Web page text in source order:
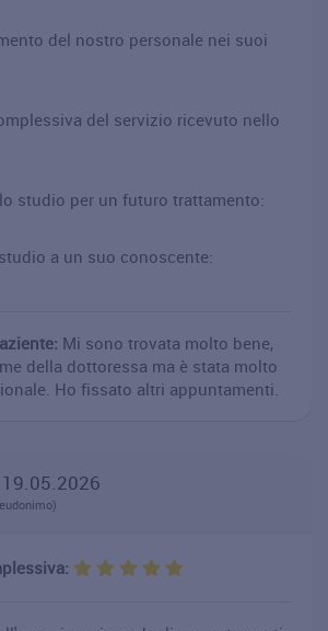
del nostro personale nei suoi
del servizio ricevuto nello
studio per un futuro trattamento:
a un suo conoscente:
Mi sono trovata molto bene,
della dottoressa ma è stata molto
Ho fissato altri appuntamenti.
19.05.2026